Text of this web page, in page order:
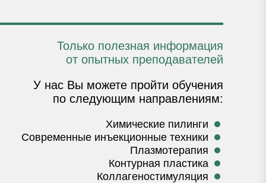
Только полезная информация
от опытных преподавателей
У нас Вы можете пройти обучения
по следующим направлениям:
Химические пилинги
Современные инъекционные техники
Плазмотерапия
Контурная пластика
Коллагеностимуляция